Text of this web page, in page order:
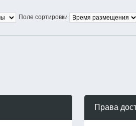
Поле сортировки
Права